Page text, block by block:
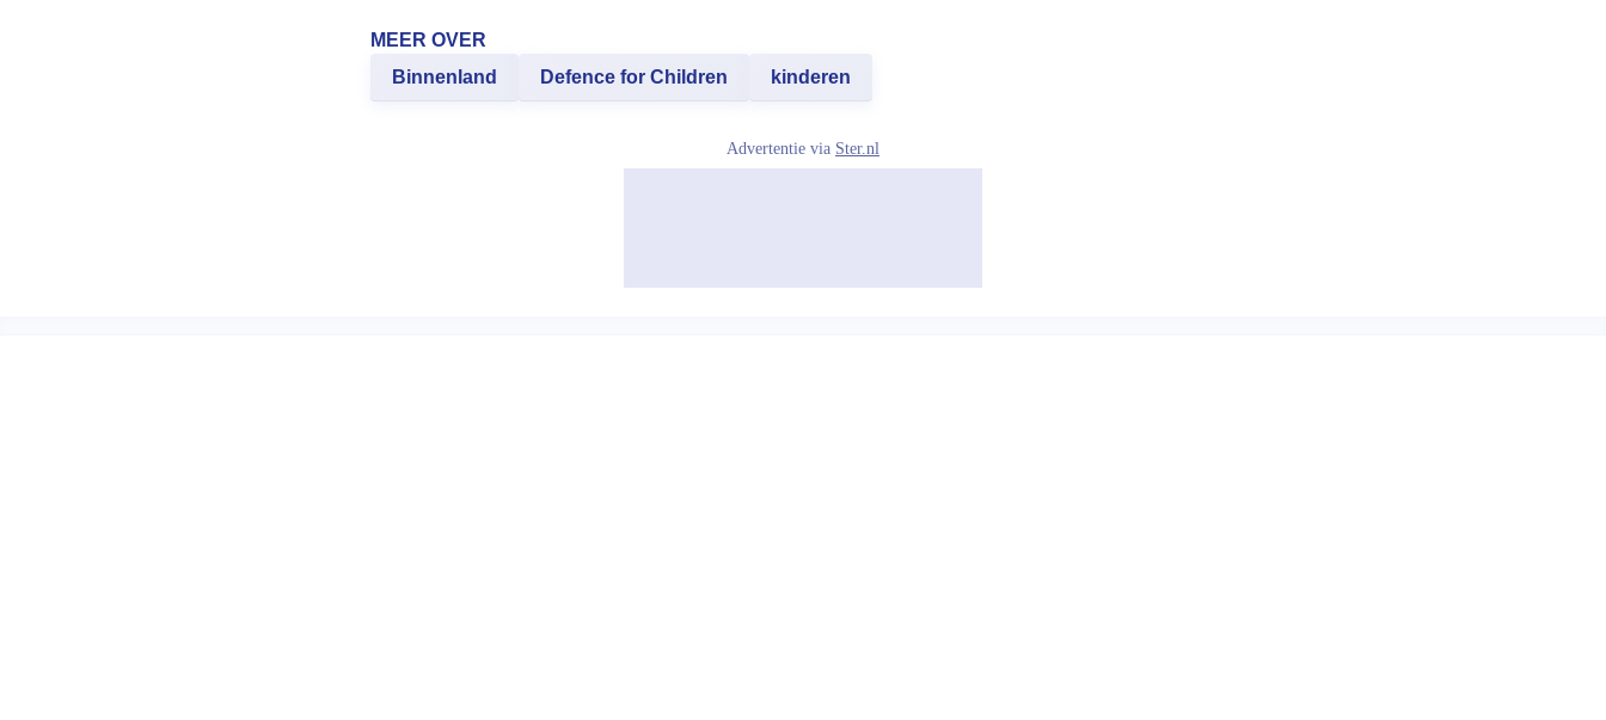
MEER OVER
Binnenland
Defence for Children kinderen
Advertentie via Ster.nl